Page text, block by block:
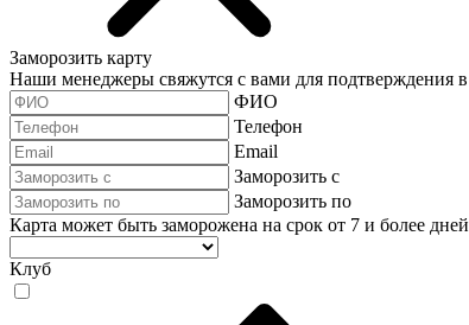
Заморозить карту
Наши менеджеры свяжутся с вами для подтверждения
ФИО
Телефон
Email
Заморозить с
Заморозить по
Карта может быть заморожена на срок от 7 и более дней
Клуб